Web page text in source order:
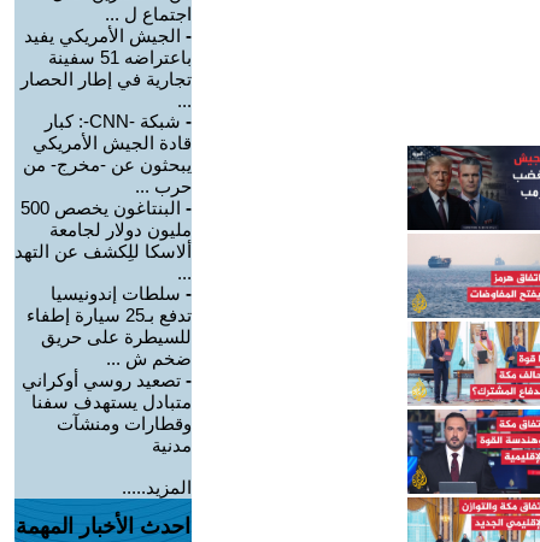
اجتماع ل ...
- الجيش الأمريكي يفيد
باعتراضه 51 سفينة
تجارية في إطار الحصار
...
-
شبكة -CNN-: كبار
قادة الجيش الأمريكي
يبحثون عن -مخرج- من
حرب ...
-
البنتاغون يخصص 500
مليون دولار لجامعة
ألاسكا للِكشف عن التهد
...
- سلطات إندونيسيا
تدفع بـ25 سيارة إطفاء
للسيطرة على حريق
ضخم ش ...
- تصعيد روسي أوكراني
متبادل يستهدف سفنا
وقطارات ومنشآت
مدنية
المزيد.....
احدث الأخبار المهمة